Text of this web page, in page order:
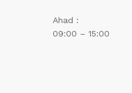
Ahad :
09:00 – 15:00